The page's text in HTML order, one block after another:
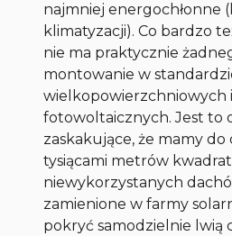
najmniej energochłonne
klimatyzacji). Co bardzo
nie ma praktycznie
montowanie w
wielkopowierzchniowych
fotowoltaicznych. Jest to
zaskakujące, że mamy do
tysiącami metrów
niewykorzystanych
zamienione w farmy
pokryć samodzielnie lwią